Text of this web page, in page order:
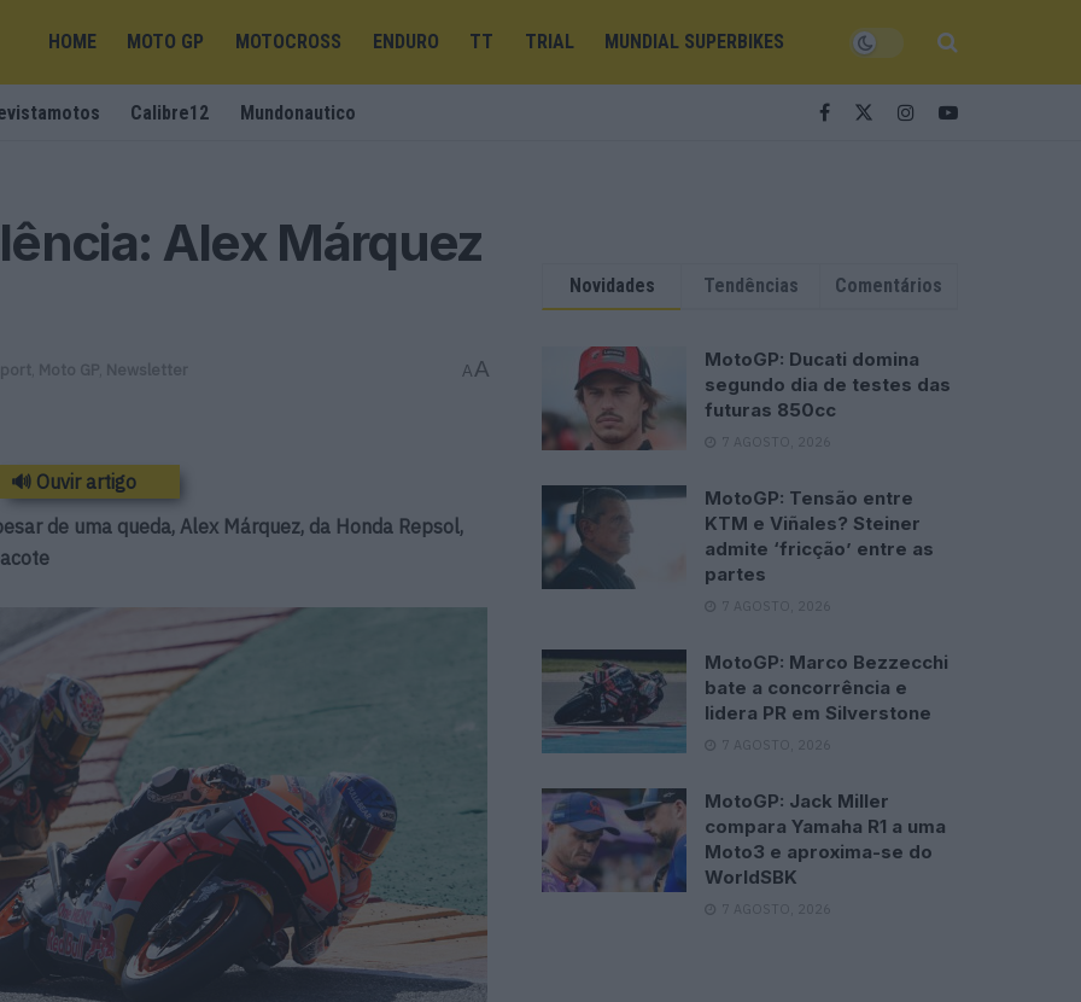
HOME MOTO GP MOTOCROSS ENDURO TT TRIAL MUNDIAL SUPERBIKES
Calibre12 Mundonautico
Alex Márquez
Moto GP Newsletter AA
🔊 Ouvir artigo
de uma queda, Alex Márquez, da Honda Repsol,
Novidades Tendências Comentários
MotoGP: Ducati domina
segundo dia de testes das
futuras 850cc
7 AGOSTO, 2026
MotoGP: Tensão entre
KTM e Viñales? Steiner
admite ‘fricção’ entre as
partes
7 AGOSTO, 2026
MotoGP: Marco Bezzecchi
bate a concorrência e
lidera PR em Silverstone
7 AGOSTO, 2026
MotoGP: Jack Miller
compara Yamaha R1 a uma
Moto3 e aproxima-se do
WorldSBK
7 AGOSTO, 2026